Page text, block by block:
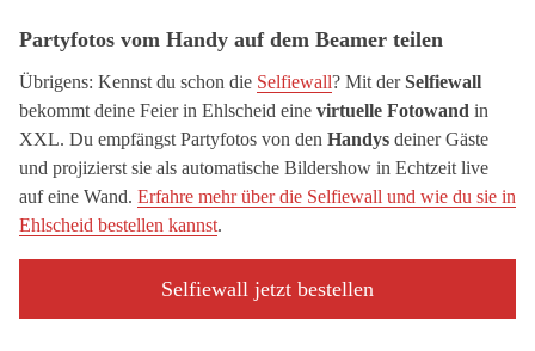
Partyfotos vom Handy auf dem Beamer teilen
Übrigens: Kennst du schon die Selfiewall? Mit derSelfiewall
bekommt deine Feier in Ehlscheid eine virtuelle Fotowand in
XXL. Du empfängst Partyfotos von den Handys deiner Gäste
und projizierst sie als automatische Bildershow in Echtzeit live
auf eine Wand. Erfahre mehr über die Selfiewall und wie du sie in
Ehlscheid bestellen kannst.
Selfiewall jetzt bestellen